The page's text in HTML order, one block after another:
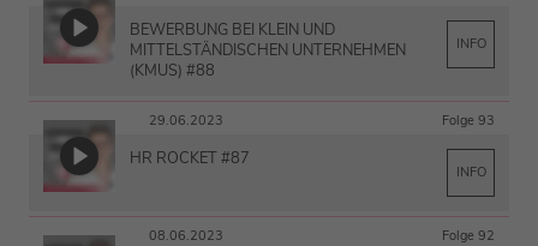
BEWERBUNG BEI KLEIN UND
MITTELSTÄNDISCHEN UNTERNEHMEN
(KMUS) #88
INFO
29.06.2023 Folge 93
HR ROCKET #87
INFO
08.06.2023 Folge 92